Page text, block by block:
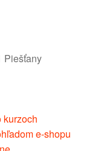
Piešťany
kurzoch
e-shopu